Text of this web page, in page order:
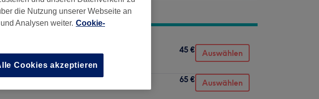
45 € Auswählen
65 € Auswählen
die Nutzung unserer Webseite an
Analysen weiter. Cookie-
Cookies akzeptieren